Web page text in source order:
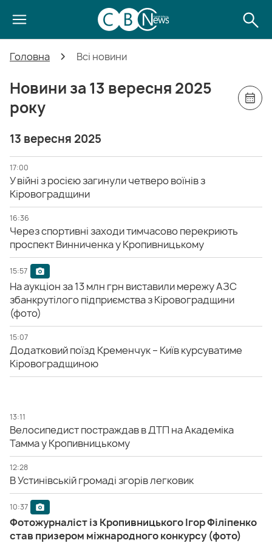
Головна Всі новини
Новини за 13 вересня 2025
року
13 вересня 2025
17:00
У війні з росією загинули четверо воїнів з
Кіровоградщини
16:36
Через спортивні заходи тимчасово перекриють
проспект Винниченка у Кропивницькому
15:57
На аукціон за 13 млн грн виставили мережу АЗС
збанкрутілого підприємства з Кіровоградщини
(фото)
15:07
Додатковий поїзд Кременчук – Київ курсуватиме
Кіровоградщиною
13:11
Велосипедист постраждав в ДТП на Академіка
Тамма у Кропивницькому
12:28
В Устинівській громаді згорів легковик
10:37
Фотожурналіст із Кропивницького Ігор Філіпенко
став призером міжнародного конкурсу (фото)